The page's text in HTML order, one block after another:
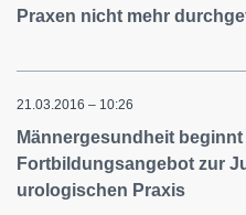
Praxen nicht mehr
21.03.2016 – 10:26
Männergesundheit
Fortbildungsangebot zur
urologischen Praxis